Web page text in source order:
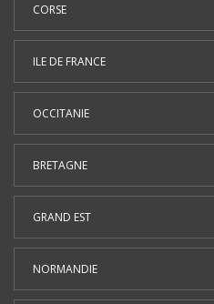
CORSE
ILE DE FRANCE
OCCITANIE
BRETAGNE
GRAND EST
NORMANDIE